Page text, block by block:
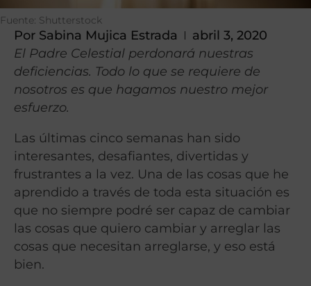
Fuente: Shutterstock
Por Sabina Mujica Estrada
abril 3, 2020
El Padre Celestial perdonará nuestras
deficiencias. Todo lo que se requiere de
nosotros es que hagamos nuestro mejor
esfuerzo.
Las últimas cinco semanas han sido
interesantes, desafiantes, divertidas y
frustrantes a la vez. Una de las cosas que he
aprendido a través de toda esta situación es
que no siempre podré ser capaz de cambiar
las cosas que quiero cambiar y arreglar las
cosas que necesitan arreglarse, y eso está
bien.